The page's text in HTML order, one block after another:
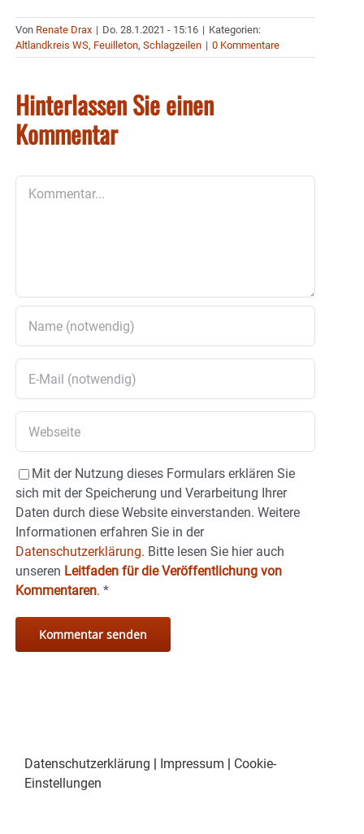
Von Renate Drax | Do. 28.1.2021 - 15:16 | Kategorien:
Altlandkreis WS, Feuilleton, Schlagzeilen | 0 Kommentare
Hinterlassen Sie einen
Kommentar
Mit der Nutzung dieses Formulars erklären Sie
sich mit der Speicherung und Verarbeitung Ihrer
Daten durch diese Website einverstanden. Weitere
Informationen erfahren Sie in der
Datenschutzerklärung. Bitte lesen Sie hier auch
unseren Leitfaden für die Veröffentlichung von
Kommentaren. *
Datenschutzerklärung Impressum
Cookie-
Einstellungen